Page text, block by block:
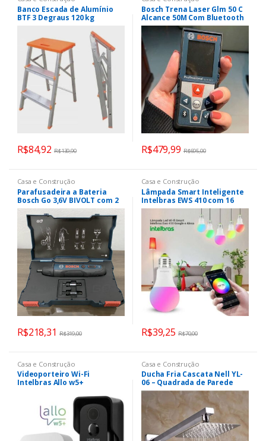
Banco Escada de Alumínio
BTF 3 Degraus 120 kg
R$84,92 R$139,90
Bosch Trena Laser Glm 50 C
Alcance 50M Com Bluetooth
R$479,99 R$695,00
Casa e Construção
Parafusadeira a Bateria
Bosch Go 3,6V BIVOLT com 2
bits
R$218,31 R$319,00
Casa e Construção
Lâmpada Smart Inteligente
Intelbras EWS 410 com 16
milhões de cores Wi-Fi
compatível com Alexa
R$39,25 R$70,00
Casa e Construção
Videoporteiro Wi-Fi
Intelbras Allo w5+
Casa e Construção
Ducha Fria Cascata Nell YL-
06 – Quadrada de Parede
Cromada